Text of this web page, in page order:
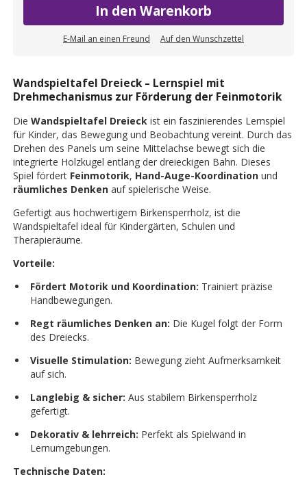
In den Warenkorb
E-Mail an einen Freund Auf den Wunschzettel
Wandspieltafel Dreieck – Lernspiel mit
Drehmechanismus zur Förderung der Feinmotorik
DieWandspieltafel Dreieck ist ein faszinierendes Lernspiel
für Kinder, das Bewegung und Beobachtung vereint. Durch das
Drehen des Panels um seine Mittelachse bewegt sich die
integrierte Holzkugel entlang der dreieckigen Bahn. Dieses
Spiel fördert Feinmotorik, Hand-Auge-Koordination und
räumliches Denken auf spielerische Weise.
Gefertigt aus hochwertigem Birkensperrholz, ist die
Wandspieltafel ideal für Kindergärten, Schulen und
Therapieräume.
Vorteile:
Fördert Motorik und Koordination: Trainiert präzise
Handbewegungen.
Regt räumliches Denken an: Die Kugel folgt der Form
des Dreiecks.
Visuelle Stimulation: Bewegung zieht Aufmerksamkeit
auf sich.
Langlebig & sicher: Aus stabilem Birkensperrholz
gefertigt.
Dekorativ & lehrreich: Perfekt als Spielwand in
Lernumgebungen.
Technische Daten: